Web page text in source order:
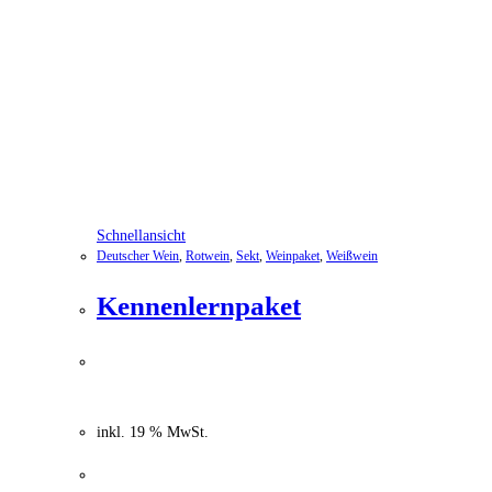
Schnellansicht
Deutscher Wein, Rotwein, Sekt, Weinpaket, Weißwein
Kennenlernpaket
inkl. 19 % MwSt.